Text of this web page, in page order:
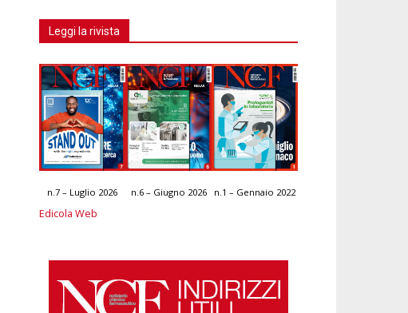
Leggi la rivista
n.7 – Luglio 2026 n.6 – Giugno 2026 n.1 – Gennaio 2022
Edicola Web